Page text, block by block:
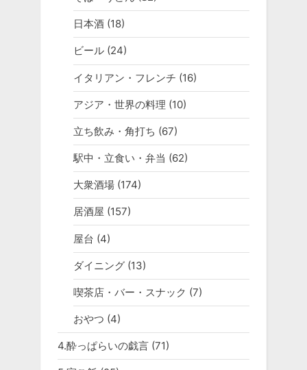
日本酒(18)
ビール(24)
イタリアン・フレンチ (16)
アジア・世界の料理 (10)
立ち飲み・角打ち (67)
駅中・立食い・弁当 (62)
大衆酒場(174)
居酒屋 (157)
屋台 (4)
ダイニング(13)
喫茶店・バー・スナック (7)
おやつ (4)
4.酔っぱらいの戯言 (71)